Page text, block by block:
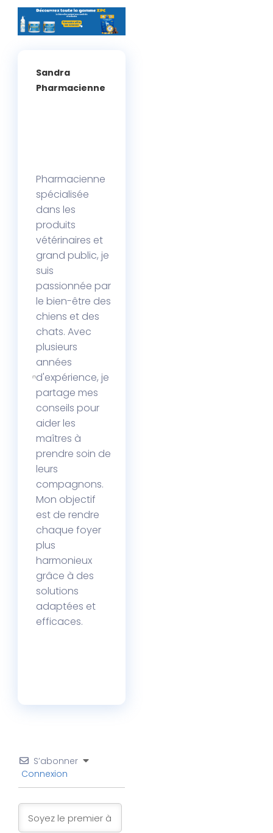
Sandra
Pharmacienne
Pharmacienne
spécialisée
dans les
produits
vétérinaires et
grand public, je
suis
passionnée par
le bien-être des
chiens et des
chats. Avec
plusieurs
années
d'expérience, je
partage mes
conseils pour
aider les
maîtres à
prendre soin de
leurs
compagnons.
Mon objectif
est de rendre
chaque foyer
plus
harmonieux
grâce à des
solutions
adaptées et
efficaces.
S’abonner
Connexion